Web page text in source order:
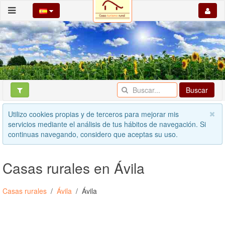
Buscar
Utilizo cookies propias y de terceros para mejorar mis
servicios mediante el análisis de tus hábitos de navegación. Si
continuas navegando, considero que aceptas su uso.
Casas rurales en Ávila
Casas rurales Ávila Ávila